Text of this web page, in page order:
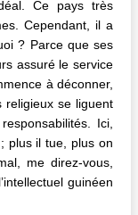
Ce pays très
Cependant, il a
? Parce que ses
assuré le service
à déconner,
religieux se liguent
Ici,
plus il tue, plus on
me direz-vous,
guinéen